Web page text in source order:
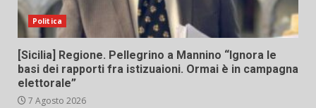
Politica
[Sicilia] Regione. Pellegrino a Mannino “Ignora le
basi dei rapporti fra istizuaioni. Ormai è in campagna
elettorale”
7 Agosto 2026